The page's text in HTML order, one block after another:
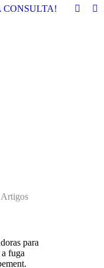
CONSULTA!
Artigos
para
fuga